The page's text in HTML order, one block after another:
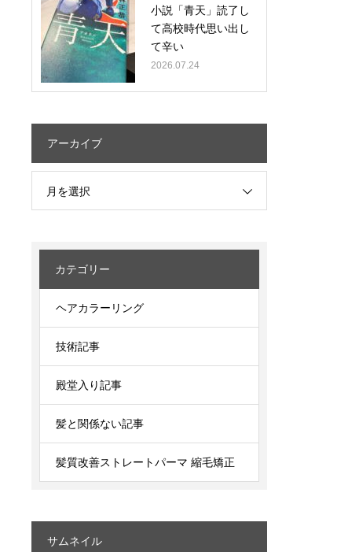
小説「青天」読了し
て高校時代思い出し
て辛い
2026.07.24
アーカイブ
月を選択
カテゴリー
ヘアカラーリング
技術記事
殿堂入り記事
髪と関係ない記事
髪質改善ストレートパーマ 縮毛矯正
サムネイル